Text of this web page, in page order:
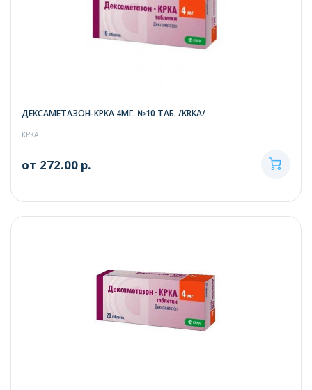
ДЕКСАМЕТАЗОН-КРКА 4МГ. №10 ТАБ. /KRKA/
КРКА
от 272.00 р.